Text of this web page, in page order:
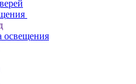
освещения